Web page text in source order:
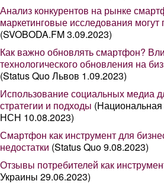
Анализ конкурентов на рынке
маркетинговые исследования
(SVOBODA.FM 3.09.2023)
Как важно обновлять смартфон?
технологического обновления на
(Status Quo Львов 1.09.2023)
Использование социальных медиа
стратегии и подходы
НСН 10.08.2023)
Смартфон как инструмент для
недостатки (Status Quo 9.08.2023)
Отзывы потребителей как
Украины 29.06.2023)